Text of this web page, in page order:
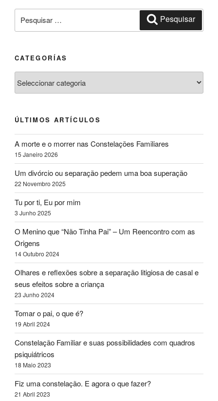
por:
Pesquisar
CATEGORÍAS
ÚLTIMOS ARTÍCULOS
A morte e o morrer nas Constelações Familiares
15 Janeiro 2026
Um divórcio ou separação pedem uma boa superação
22 Novembro 2025
Tu por ti, Eu por mim
3 Junho 2025
O Menino que “Não Tinha Pai” – Um Reencontro com as
Origens
14 Outubro 2024
Olhares e reflexões sobre a separação litigiosa de casal e
seus efeitos sobre a criança
23 Junho 2024
Tomar o pai, o que é?
19 Abril 2024
Constelação Familiar e suas possibilidades com quadros
psiquiátricos
18 Maio 2023
Fiz uma constelação. E agora o que fazer?
21 Abril 2023